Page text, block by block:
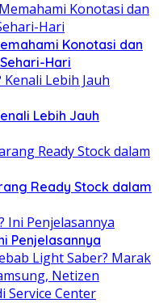
Konotasi dan
Hari
Lebih Jauh
Ready Stock dalam
Penjelasannya